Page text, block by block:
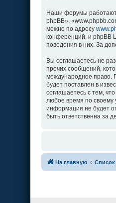
Наши форумы работают
phpBB»,
можно по адресу
конференций, и phpBB
поведения в них. За
Вы соглашаетесь не
прочих сообщений,
международное право.
будет поставлен в
соглашаетесь с тем,
любое время по своему
информация не будет
быть ответственна за
На главную